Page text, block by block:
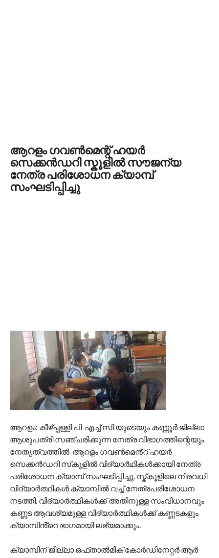
ആറളം ഗവൺമെന്റ് ഹയർ
സെക്കൻഡറി സ്കൂളിൽ സൗജന്യ
നേത്ര പരിശോധന ക്യാമ്പ്
സംഘടിപ്പിച്ചു
ആറളം: കീഴ്പ്പള്ളി പി എച്ച് സി യുടെയും കണ്ണൂർ ജില്ലാ
ആശുപത്രി സഞ്ചരിക്കുന്ന നേത്ര വിഭാഗത്തിന്റെയും
നേതൃത്വത്തിൽ ആറളം ഗവൺമെൻ്റ് ഹയർ
സെക്കൻഡറി സ്‌കൂളിൽ വിദ്യാർഥികൾക്കായി നേത്ര
പരിശോധന ക്യാമ്പ് സംഘടിപ്പിച്ചു. സ്ക്‌കൂളിലെ നിരവധി
വിദ്യാർത്ഥികൾ ക്യാമ്പിൽ വച്ച് നേത്രപരിശോധന
നടത്തി. വിദ്യാർത്ഥികൾക്ക് അതിനുള്ള സംവിധാനവും
കണ്ണട ആവശ്യമുള്ള വിദ്യാർത്ഥികൾക്ക് കണ്ണടകളും
ക്യാമ്പിൻ്റെ ഭാഗമായി ലഭ്യമാക്കും.
ക്യാമ്പിന് ജില്ലാ ഒഫ്‌താൽമിക് കോർഡിനേറ്റർ ആർ